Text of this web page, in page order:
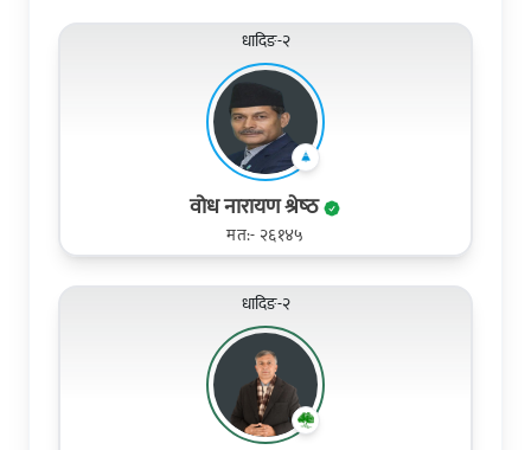
धादिङ-२
वोध नारायण श्रेष्‍ठ
मत:- २६१४५
धादिङ-२